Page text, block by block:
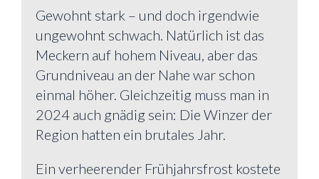
Gewohnt stark – und doch irgendwie
ungewohnt schwach. Natürlich ist das
Meckern auf hohem Niveau, aber das
Grundniveau an der Nahe war schon
einmal höher. Gleichzeitig muss man in
2024 auch gnädig sein: Die Winzer der
Region hatten ein brutales Jahr.
Ein verheerender Frühjahrsfrost kostete